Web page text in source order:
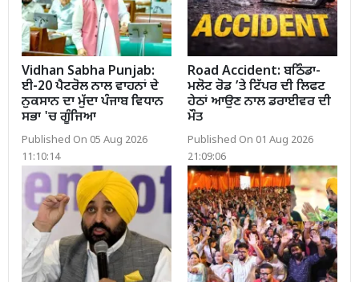
Vidhan Sabha Punjab:
ਈ-20 ਪੈਟਰੋਲ ਨਾਲ ਵਾਹਨਾਂ ਦੇ
ਨੁਕਸਾਨ ਦਾ ਮੁੱਦਾ ਪੰਜਾਬ ਵਿਧਾਨ
ਸਭਾ 'ਚ ਗੂੰਜਿਆ
Published On 05 Aug 2026
11:10:14
Road Accident: ਬਠਿੰਡਾ-
ਮਲੋਟ ਰੋਡ ’ਤੇ ਟਿੱਪਰ ਦੀ ਲਿਫਟ
ਹੇਠਾਂ ਆਉਣ ਨਾਲ ਡਰਾਈਵਰ ਦੀ
ਮੌਤ
Published On 01 Aug 2026
21:09:06